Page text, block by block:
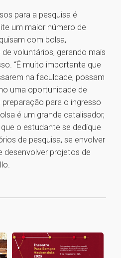
para a pesquisa é
um maior número de
com bolsa,
voluntários, gerando mais
“É muito importante que
na faculdade, possam
uma oportunidade de
para o ingresso
é um grande catalisador,
o estudante se dedique
de pesquisa, se envolver
desenvolver projetos de